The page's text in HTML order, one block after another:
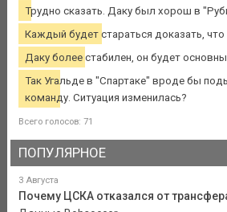
Трудно сказать. Даку был хорош в
Каждый будет стараться доказать, что
Даку более стабилен, он будет
Так Угальде в "Спартаке" вроде бы
команду. Ситуация изменилась?
Всего голосов: 71
ПОПУЛЯРНОЕ
3 Августа
Почему ЦСКА отказался от